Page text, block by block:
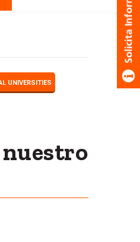
UNIVERSITIES
nuestro